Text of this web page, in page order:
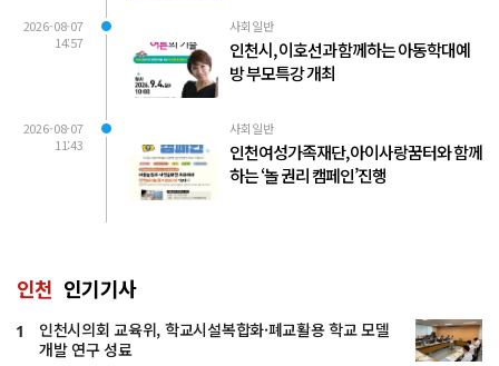
2026-08-07
14:57
사회일반
인천시, 이호선과 함께하는 아동학대예
방 부모특강 개최
2026-08-07
11:43
사회일반
인천여성가족재단, 아이사랑꿈터와 함께
하는 ‘놀 권리 캠페인’진행
인천 인기기사
1
인천시의회 교육위, 학교시설복합화·폐교활용 학교 모델
개발 연구 성료